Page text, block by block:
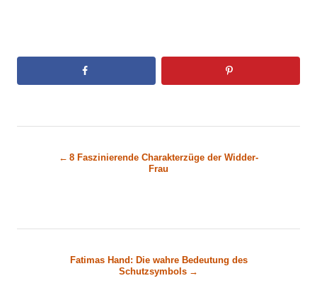
8 Faszinierende Charakterzüge der Widder-
Frau
Fatimas Hand: Die wahre Bedeutung des
Schutzsymbols